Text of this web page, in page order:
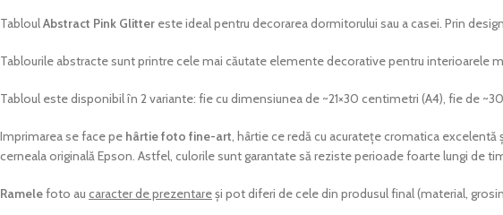
TabloulAbstract Pink Glitter este ideal pentru decorarea dormitorului sau a casei. Prin
Tablourile abstracte sunt printre cele mai căutate elemente decorative pentru interioarele
Tabloul este disponibil în 2 variante: fie cu dimensiunea de ~21×30 centimetri (A4), fie de
Imprimarea se face pe hârtie foto fine-art , hârtie ce redă cu acuratețe cromatica
cerneala originală Epson. Astfel, culorile sunt garantate să reziste perioade foarte lungi de
Ramelefoto au caracter de prezentareși pot diferi de cele din produsul final (material,